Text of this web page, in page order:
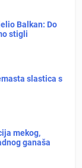
Balkan: Do
stigli
slastica s
mekog,
ganaša